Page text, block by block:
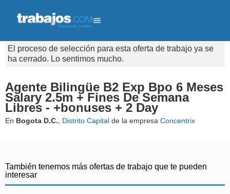
El proceso de selección para esta oferta de trabajo ya se
ha cerrado. Lo sentimos mucho.
Agente Bilingüe B2 Exp Bpo 6 Meses
Salary 2.5m + Fines De Semana
Libres - +bonuses + 2 Day
En Bogota D.C. Distrito Capital de la empresa Concentrix
También tenemos más ofertas de trabajo que te pueden
interesar